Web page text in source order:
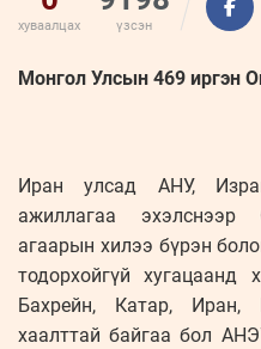
хуваалцах үзсэн
Монгол Улсын 469 иргэн
Иран улсад АНУ,
ажиллагаа
агаарын хилээ бүрэн
тодорхойгүй хугацаанд
Бахрейн, Катар,
хаалттай байгаа бол